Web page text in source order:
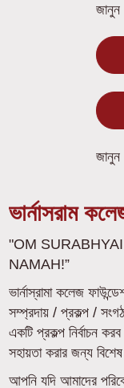
জানুন
জানুন
ভার্নাসরাম
"OM
NAMAH!”
ভার্নাস্রামা কলেজ
সম্প্রদায় / প্রকল্প /
একটি প্রকল্প নির্বাচন
সহায়তা করার জন্য বিশেষ
আপনি যদি আমাদের